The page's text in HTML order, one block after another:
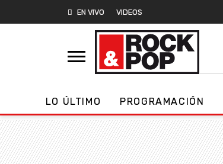
EN VIVO VIDEOS
LO ÚLTIMO PROGRAMACIÓN